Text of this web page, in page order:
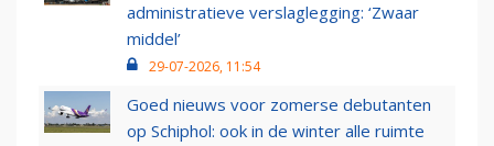
administratieve verslaglegging: ‘Zwaar
middel’
29-07-2026, 11:54
Goed nieuws voor zomerse debutanten
op Schiphol: ook in de winter alle ruimte